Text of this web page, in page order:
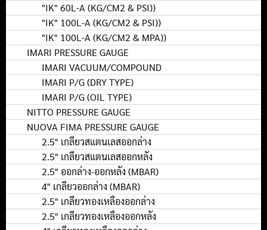
"IK" 60L-A (KG/CM2 & PSI))
"IK" 100L-A (KG/CM2 & PSI))
"IK" 100L-A (KG/CM2 & MPA))
IMARI PRESSURE GAUGE
IMARI VACUUM/COMPOUND
IMARI P/G (DRY TYPE)
IMARI P/G (OIL TYPE)
NITTO PRESSURE GAUGE
NUOVA FIMA PRESSURE GAUGE
2.5" เกลียวสแตนเลสออกล่าง
2.5" เกลียวสแตนเลสออกหลัง
2.5" ออกล่าง-ออกหลัง (MBAR)
4" เกลียวออกล่าง (MBAR)
2.5" เกลียวทองเหลืองออกล่าง
2.5" เกลียวทองเหลืองออกหลัง